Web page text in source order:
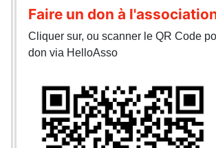
Faire un don à
Cliquer sur, ou scanner le QR Code
don via HelloAsso